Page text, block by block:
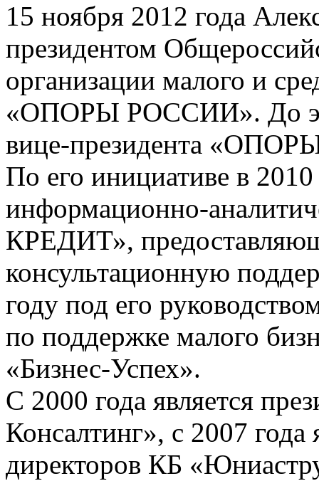
15 ноября 2012 года
президентом
организации малого и
«ОПОРЫ РОССИИ». До
вице-президента
По его инициативе в
информационно-
КРЕДИТ»,
консультационную
году под его
по поддержке малого
«Бизнес-Успех».
С 2000 года является
Консалтинг», с 2007 года
директоров КБ